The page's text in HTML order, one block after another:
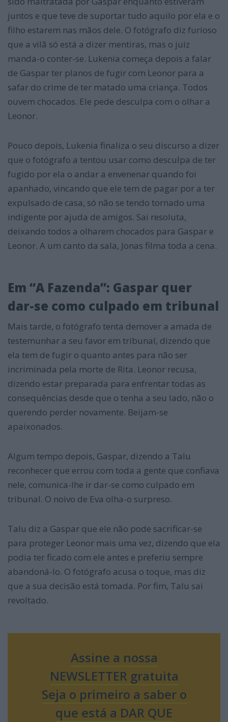
juntos e que teve de suportar tudo aquilo por ela e o
filho estarem nas mãos dele. O fotógrafo diz furioso
que a vilã só está a dizer mentiras, mas o juiz
manda-o conter-se. Lukenia começa depois a falar
de Gaspar ter planos de fugir com Leonor para a
safar do crime de ter matado uma criança. Todos
ouvem chocados. Ele pede desculpa com o olhar a
Leonor.
Pouco depois, Lukenia finaliza o seu discurso a dizer
que o fotógrafo a tentou usar como desculpa de ter
fugido por ela o andar a envenenar quando foi
apanhado, vincando que ele tem de pagar por a ter
expulsado de casa, só não se tendo tornado uma
indigente por ajuda de amigos. Sai resoluta,
deixando todos a olharem chocados para Gaspar e
Leonor. A um canto da sala, Jonas filma toda a cena.
Em “A Fazenda”: Gaspar quer
dar-se como culpado em tribunal
Mais tarde, o fotógrafo tenta demover a amada de
testemunhar a seu favor em tribunal, dizendo que
ela tem de fugir o quanto antes para não ser
incriminada pela morte de Rita. Leonor recusa,
dizendo estar preparada para enfrentar todas as
consequências desde que o tenha a seu lado, não o
querendo perder novamente. Beijam-se
apaixonados.
Algum tempo depois, Gaspar, dizendo a Talu
reconhecer que errou com toda a gente que confiava
nele, comunica-lhe ir dar-se como culpado em
tribunal. O noivo de Eva olha-o surpreso.
Talu diz a Gaspar que ele não pode sacrificar-se
para proteger Leonor mais uma vez, dizendo que ela
podia ter ficado com ele antes e preferiu sempre
abandoná-lo. O fotógrafo acusa o toque, mas diz
que a sua decisão está tomada. Por fim, Talu sai
revoltado.
Assine a nossa
NEWSLETTER gratuita
Seja o primeiro a saber o
que está a DAR QUE